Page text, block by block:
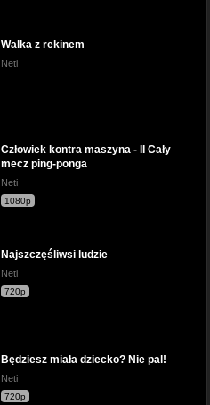
Walka z rekinem
Neti
Człowiek kontra maszyna - II Cały
mecz ping-ponga
Neti
1080p
Najszczęśliwsi ludzie
Neti
720p
Będziesz miała dziecko? Nie pal!
Neti
720p